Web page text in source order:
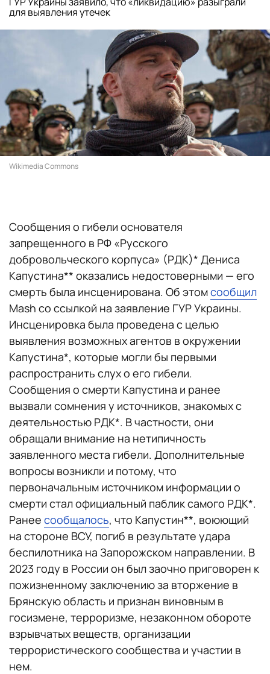
для выявления утечек
Wikimedia Commons
Сообщения о гибели основателя
запрещенного в РФ «Русского
добровольческого корпуса» (РДК)* Дениса
Капустина** оказались недостоверными — его
смерть была инсценирована. Об этомсообщил
Mash со ссылкой на заявление ГУР Украины.
Инсценировка была проведена с целью
выявления возможных агентов в окружении
Капустина*, которые могли бы первыми
распространить слух о его гибели.
Сообщения о смерти Капустина и ранее
вызвали сомнения у источников, знакомых с
деятельностью РДК*. В частности, они
обращали внимание на нетипичность
заявленного места гибели. Дополнительные
вопросы возникли и потому, что
первоначальным источником информации о
смерти стал официальный паблик самого РДК*.
Ранее сообщалось, что Капустин**, воюющий
на стороне ВСУ, погиб в результате удара
беспилотника на Запорожском направлении. В
2023 году в России он был заочно приговорен к
пожизненному заключению за вторжение в
Брянскую область и признан виновным в
госизмене, терроризме, незаконном обороте
взрывчатых веществ, организации
террористического сообщества и участии в
нем.